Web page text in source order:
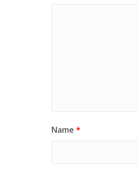
Name *